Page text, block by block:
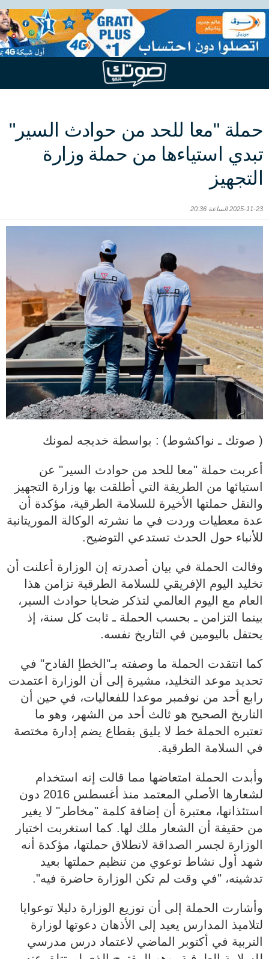
حملة "معا للحد من حوادث السير"
تبدي استياءها من حملة وزارة
التجهيز
2025-11-23 الساعة 20:36
( صوتك ـ نواكشوط) : بواسطة خديجه لمونك
أعربت حملة "معا للحد من حوادث السير" عن
استيائها من الطريقة التي أطلقت بها وزارة التجهيز
والنقل حملتها الأخيرة للسلامة الطرقية، مؤكدة أن
عدة معطيات وردت في ما نشرته الوكالة الموريتانية
للأنباء حول الحدث تستدعي التوضيح.
وقالت الحملة في بيان أصدرته إن الوزارة أعلنت أن
تخليد اليوم الإفريقي للسلامة الطرقية تزامن هذا
العام مع اليوم العالمي لتذكر ضحايا حوادث السير،
بينما التزامن ـ بحسب الحملة ـ ثابت كل سنة، إذ
يحتفل باليومين في التاريخ نفسه.
كما انتقدت الحملة ما وصفته بـ"الخطإ الفادح" في
تحديد موعد التخليد، مشيرة إلى أن الوزارة اعتمدت
رابع أحد من نوفمبر موعدا للفعاليات، في حين أن
التاريخ الصحيح هو ثالث أحد من الشهر، وهو ما
تعتبره الحملة خط لا يليق بقطاع يضم إدارة مختصة
في السلامة الطرقية.
وأبدت الحملة امتعاضها مما قالت إنه استخدام
لشعارها الأصلي المعتمد منذ أغسطس 2016 دون
استئذانها، معتبرة أن إضافة كلمة "مخاطر" لا يغير
من حقيقة أن الشعار ملك لها. كما استغربت اختيار
الوزارة لجسر الصداقة لانطلاق حملتها، مؤكدة أنه
شهد أول نشاط توعوي من تنظيم حملتها بعيد
تدشينه، "في وقت لم تكن الوزارة حاضرة فيه".
وأشارت الحملة إلى أن توزيع الوزارة دليلا توعوايا
لتلاميذ المدارس يعيد إلى الأذهان دعوتها لوزارة
التربية في أكتوبر الماضي لاعتماد درس مدرسي